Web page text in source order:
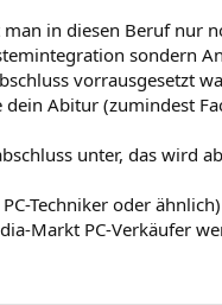
in diesen Beruf nur
sondern
vorrausgesetzt
Abitur (zumindest
unter, das wird
Techniker oder
Markt PC-Verkäufer